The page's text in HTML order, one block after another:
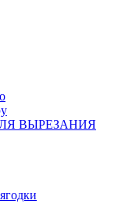
ВЫРЕЗАНИЯ